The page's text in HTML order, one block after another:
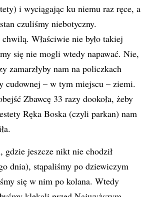
i wyciągając ku niemu raz ręce, a
czuliśmy niebotyczny.
Właściwie nie było takiej
się nie mogli wtedy napawać. Nie,
zamarzłyby nam na policzkach
cudownej – w tym miejscu – ziemi.
Zbawcę 33 razy dookoła, żeby
Ręka Boska (czyli parkan) nam
gdzie jeszcze nikt nie chodził
dnia), stąpaliśmy po dziewiczym
się w nim po kolana. Wtedy